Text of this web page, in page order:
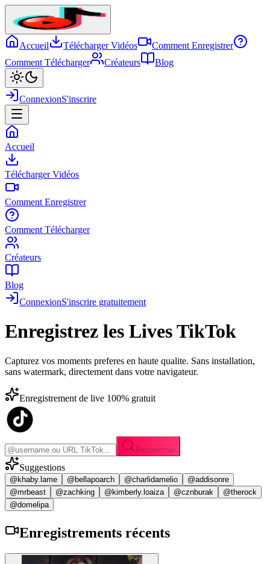
Accueil Télécharger Vidéos
Comment Enregistrer
Comment Télécharger
Créateurs Blog
ConnexionS'inscrire
Accueil
Télécharger Vidéos
Comment Enregistrer
Comment Télécharger
Créateurs
Blog
ConnexionS'inscrire gratuitement
Enregistrez les Lives TikTok
Capturez vos moments preferes en haute qualite. Sans installation,
sans watermark, directement dans votre navigateur.
Enregistrement de live 100% gratuit
Rechercher
Suggestions
@khaby.lame @bellapoarch @charlidamelio
@addisonre
@mrbeast
@zachking @kimberly.loaiza @cznburak
@therock
@domelipa
Enregistrements récents